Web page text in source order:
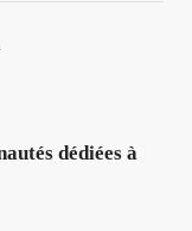
dédiées à